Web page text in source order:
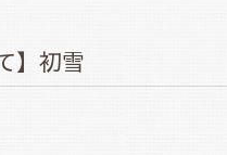
】初雪